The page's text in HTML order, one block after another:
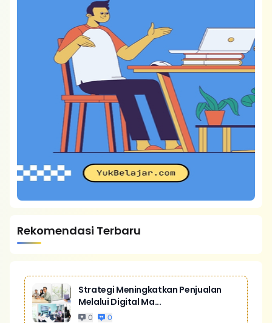
Rekomendasi Terbaru
Strategi Meningkatkan Penjualan
Melalui Digital Ma...
0 0